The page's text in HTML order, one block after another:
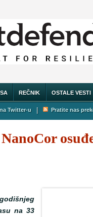
REČNIK OSTALE VESTI
Twitter-u | Pratite nas
na 33